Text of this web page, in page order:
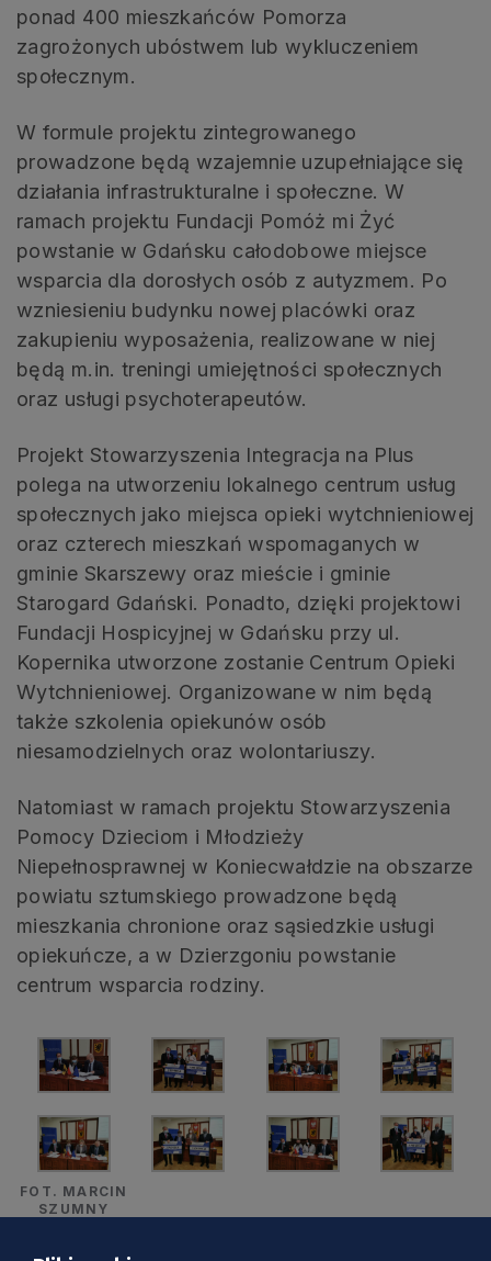
ponad 400 mieszkańców Pomorza
zagrożonych ubóstwem lub wykluczeniem
społecznym.
W formule projektu zintegrowanego
prowadzone będą wzajemnie uzupełniające się
działania infrastrukturalne i społeczne. W
ramach projektu Fundacji Pomóż mi Żyć
powstanie w Gdańsku całodobowe miejsce
wsparcia dla dorosłych osób z autyzmem. Po
wzniesieniu budynku nowej placówki oraz
zakupieniu wyposażenia, realizowane w niej
będą m.in. treningi umiejętności społecznych
oraz usługi psychoterapeutów.
Projekt Stowarzyszenia Integracja na Plus
polega na utworzeniu lokalnego centrum usług
społecznych jako miejsca opieki wytchnieniowej
oraz czterech mieszkań wspomaganych w
gminie Skarszewy oraz mieście i gminie
Starogard Gdański. Ponadto, dzięki projektowi
Fundacji Hospicyjnej w Gdańsku przy ul.
Kopernika utworzone zostanie Centrum Opieki
Wytchnieniowej. Organizowane w nim będą
także szkolenia opiekunów osób
niesamodzielnych oraz wolontariuszy.
Natomiast w ramach projektu Stowarzyszenia
Pomocy Dzieciom i Młodzieży
Niepełnosprawnej w Koniecwałdzie na obszarze
powiatu sztumskiego prowadzone będą
mieszkania chronione oraz sąsiedzkie usługi
opiekuńcze, a w Dzierzgoniu powstanie
centrum wsparcia rodziny.
FOT. MARCIN
SZUMNY